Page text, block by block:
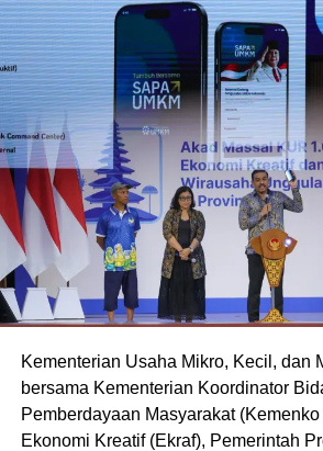
Kementerian Usaha Mikro, Kecil, dan
bersama Kementerian Koordinator
Pemberdayaan Masyarakat
Ekonomi Kreatif (Ekraf), Pemerintah